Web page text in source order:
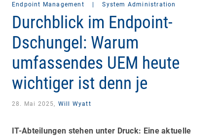
Endpoint Management | System Administration
Durchblick im Endpoint-
Dschungel: Warum
umfassendes UEM heute
wichtiger ist denn je
28. Mai 2025, Will Wyatt
IT-Abteilungen stehen unter Druck: Eine aktuelle